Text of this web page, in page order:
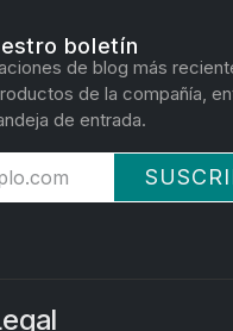
boletín
de blog más
de la compañía,
de entrada.